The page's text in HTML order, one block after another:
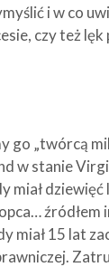
i w co
czy też
go „twórcą
w stanie
miał
miał 15 lat